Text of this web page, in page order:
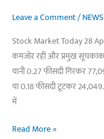
निफ्टी
बड़ी
गिरावट,
जानिए
5
बड़े
Leave a Comment/NEWS
Stock Market Today 28
कमजोर रही और प्रमुख
यानी 0.27 फीसदी गिरकर
या 0.18 फीसदी टूटकर
में
Stock
Read More »